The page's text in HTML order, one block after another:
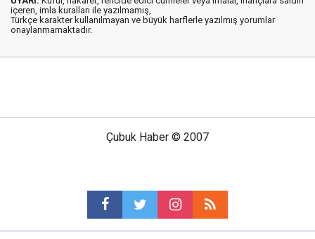
içeren, imla kuralları ile yazılmamış,
Türkçe karakter kullanılmayan ve büyük harflerle yazılmış yorumlar
onaylanmamaktadır.
Çubuk Haber © 2007